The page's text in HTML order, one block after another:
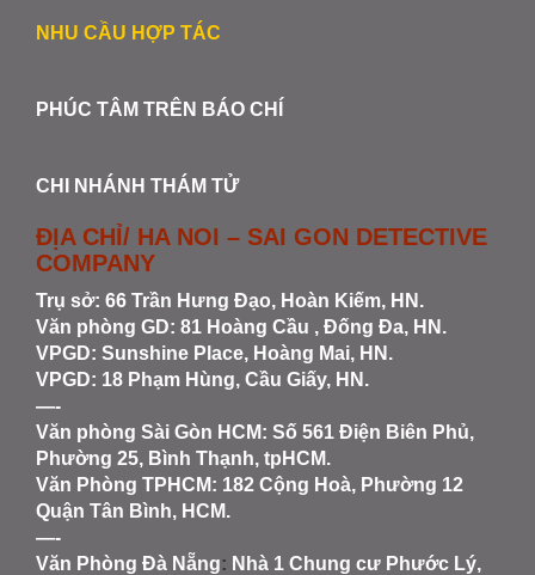
NHU CẦU HỢP TÁC
PHÚC TÂM TRÊN BÁO CHÍ
CHI NHÁNH THÁM TỬ
ĐỊA CHỈ/ HA NOI – SAI GON DETECTIVE
COMPANY
Trụ sở: 66 Trần Hưng Đạo, Hoàn Kiếm, HN.
Văn phòng GD: 81 Hoàng Cầu , Đống Đa, HN.
VPGD: Sunshine Place, Hoàng Mai, HN.
VPGD: 18 Phạm Hùng, Cầu Giấy, HN.
—-
Văn phòng Sài Gòn HCM: Số 561 Điện Biên Phủ,
Phường 25, Bình Thạnh, tpHCM.
Văn Phòng TPHCM: 182 Cộng Hoà, Phường 12
Quận Tân Bình, HCM.
—-
Văn Phòng Đà Nẵng: Nhà 1 Chung cư Phước Lý,